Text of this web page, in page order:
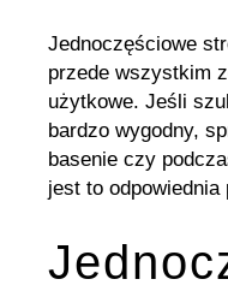
Jednoczęściowe
przede wszystkim
użytkowe. Jeśli
bardzo wygodny,
basenie czy
jest to